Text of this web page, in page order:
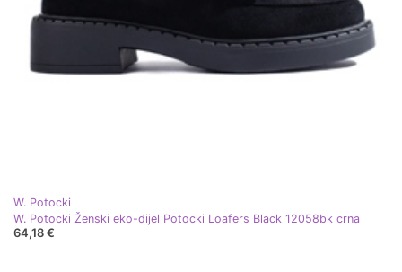
W. Potocki
W. Potocki Ženski eko-dijel Potocki Loafers Black 12058bk crna
64,18 €